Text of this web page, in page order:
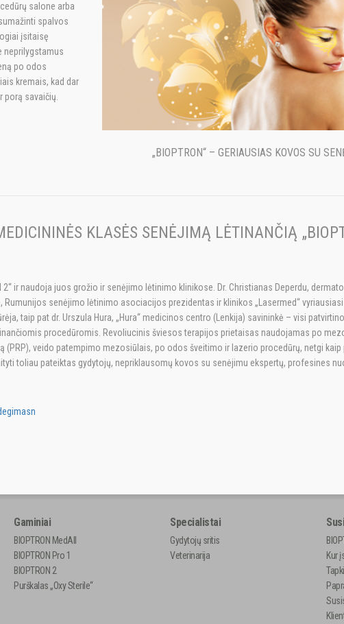
salone arba
spalvos
įsitaisę
neprilygstamus
po odos
kremais, kad dar
porą savaičių.
„BIOPTRON“ – GERIAUSIAS KOVOS SU
KLASĖS SENĖJIMĄ LĖTINANČIĄ
2“ ir naudoja juos grožio ir senėjimo lėtinimo klinikose. Dr. Christianas Deperdu,
senėjimo lėtinimo asociacijos prezidentas ir klinikos „Lasermed“
taip pat dr. Urszula Hura, „Hura“ medicinos centro (Lenkija) savininkė – visi
procedūromis. Revoliucinis šviesos terapijos prietaisas naudojamas po
veido patempimo mezosiūlais, po odos šveitimo ir lazerio procedūrų, netgi
toliau pateiktas gydytojų, nepriklausomų kovos su senėjimu ekspertų, profesines
Gaminiai
BIOPTRON MedAll
BIOPTRON Pro 1
BIOPTRON 2
Purškalas „Oxy Sterile“
Specialistai
Gydytojų sritis
Veterinarija
Kur